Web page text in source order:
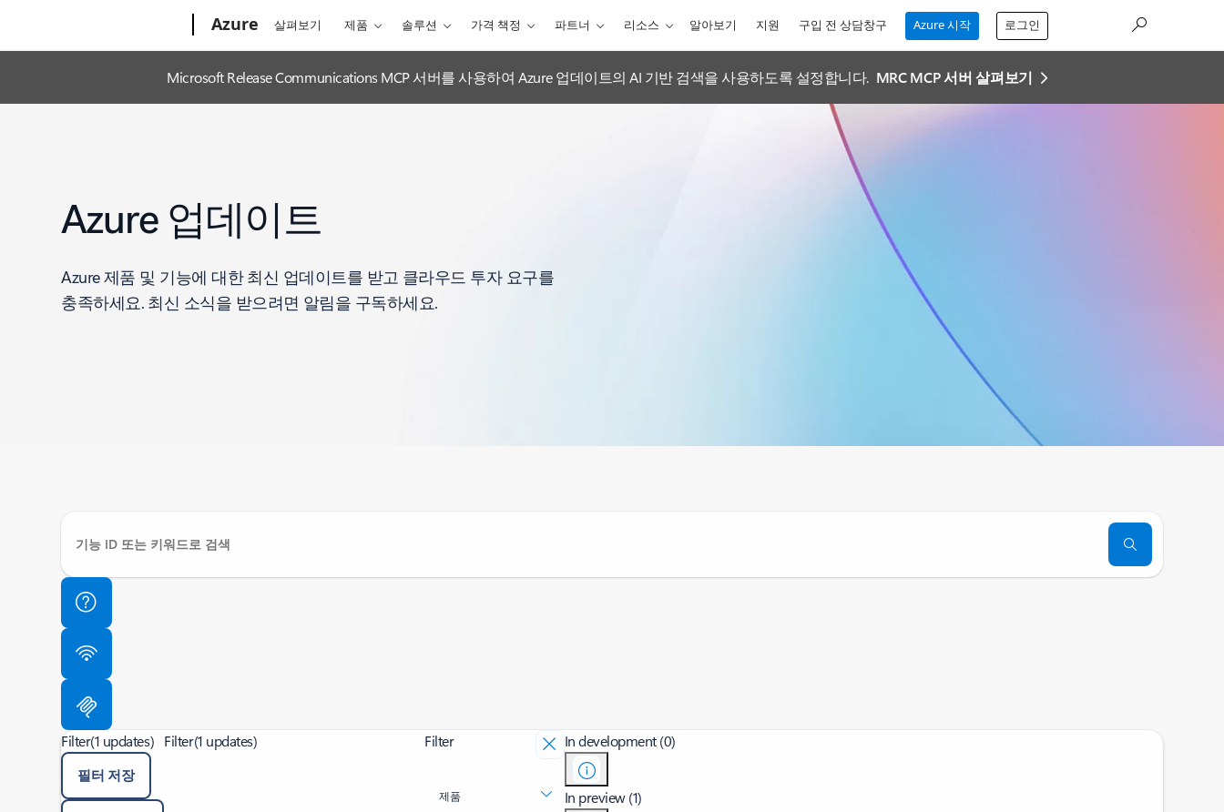
Azure 살펴보기 제품 솔루션 가격 책정 파트너 리소스 알아보기 지원 구입 전 상담창구 Azure 시작 로그인
Microsoft Release Communications MCP 서버를 사용하여 Azure 업데이트의 AI 기반 검색을 사용하도록 설정합니다. MRC MCP 서버 살펴보기
Azure 업데이트
Azure 제품 및 기능에 대한 최신 업데이트를 받고 클라우드 투자 요구를
충족하세요. 최신 소식을 받으려면 알림을 구독하세요.
Filter(1 updates)
필터 저장
Filter(1 updates) Filter
제품
In development (0)
In preview (1)